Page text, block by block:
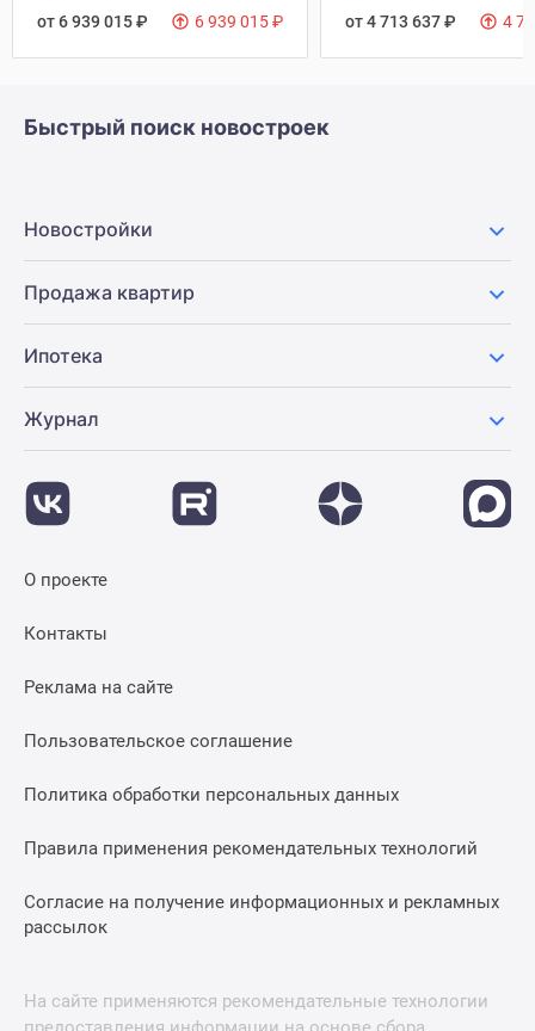
от 6 939 015₽ 6 939 015₽
от 4 713 637₽ 4
Быстрый поиск новостроек
Новостройки
Продажа квартир
Ипотека
Журнал
О проекте
Контакты
Реклама на сайте
Пользовательское соглашение
Политика обработки персональных данных
Правила применения рекомендательных технологий
Согласие на получение информационных и рекламных
рассылок
На сайте применяются рекомендательные технологии